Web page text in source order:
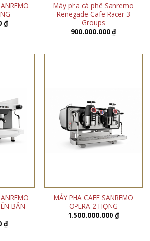
₫
Máy pha cà phê Sanremo
Renegade Cafe Racer 3
Groups
900.000.000 ₫
BẢN
₫
MÁY PHA CAFE SANREMO
OPERA 2 HỌNG
1.500.000.000 ₫